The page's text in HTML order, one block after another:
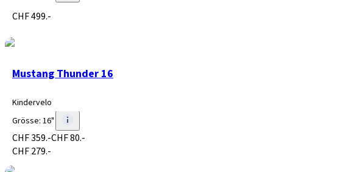
CHF 499.-
Mustang Thunder 16
Kindervelo
Grösse: 16"
CHF 359.-CHF 80.-
CHF 279.-